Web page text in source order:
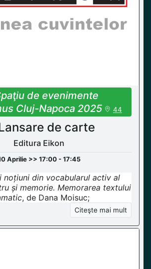
de evenimente
Cluj-Napoca 2025
44
de carte
Editura Eikon
Aprilie >> 17:00 - 17:45
noțiuni din vocabularul activ al
și memorie. Memorarea textului
, de Dana Moisuc;
Citeşte mai mult